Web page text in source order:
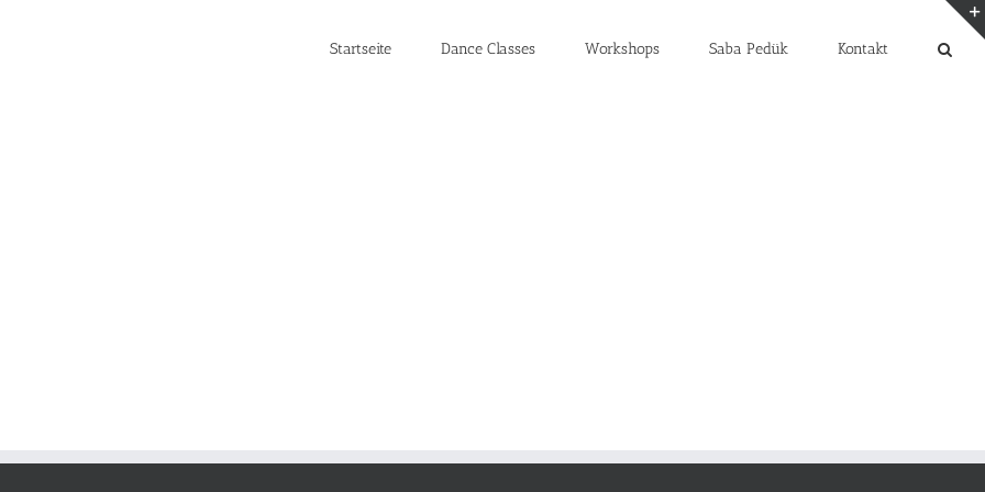
Startseite Dance Classes Workshops Saba Pedük Kontakt